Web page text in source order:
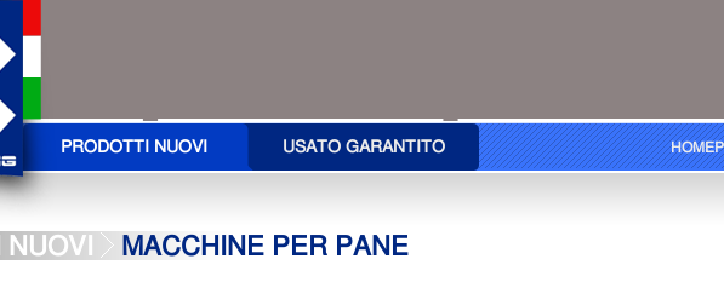
PRODOTTI NUOVI USATO GARANTITO
NUOVI MACCHINE PER PANE